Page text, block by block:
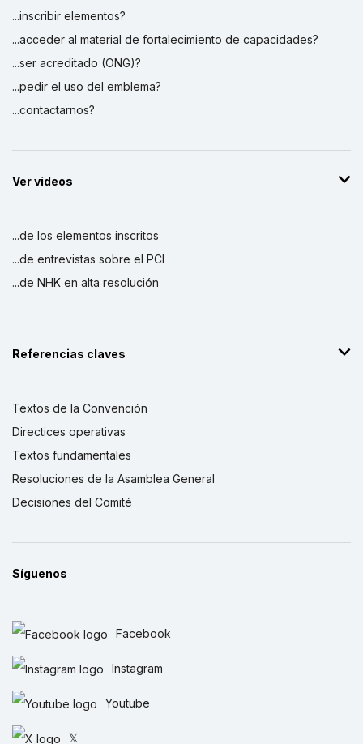
...inscribir elementos?
...acceder al material de fortalecimiento de capacidades?
...ser acreditado (ONG)?
...pedir el uso del emblema?
...contactarnos?
Ver vídeos
...de los elementos inscritos
...de entrevistas sobre el PCI
...de NHK en alta resolución
Referencias claves
Textos de la Convención
Directices operativas
Textos fundamentales
Resoluciones de la Asamblea General
Decisiones del Comité
Síguenos
Facebook
Instagram
Youtube
𝕏